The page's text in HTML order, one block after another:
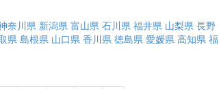
奈川県 新潟県 富山県 石川県 福井県 山梨県 長野
県 島根県 山口県 香川県 徳島県 愛媛県 高知県 福